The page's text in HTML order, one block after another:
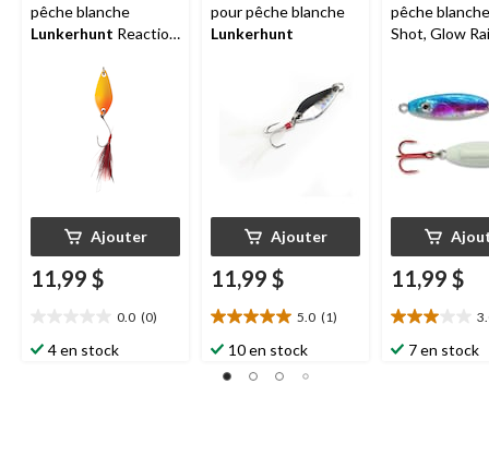
pêche blanche
Lunkerhunt Reaction
Ajouter
11,99 $
0.0 (0)
étoile(s)
4 en stock
pour pêche blanche
Lunkerhunt
Ajouter
11,99 $
5.0 (1)
5.0
étoile(s)
sur
10 en stock
pêche
Shot, Glow
11,99 $
3.0
étoile(s)
7 en stock